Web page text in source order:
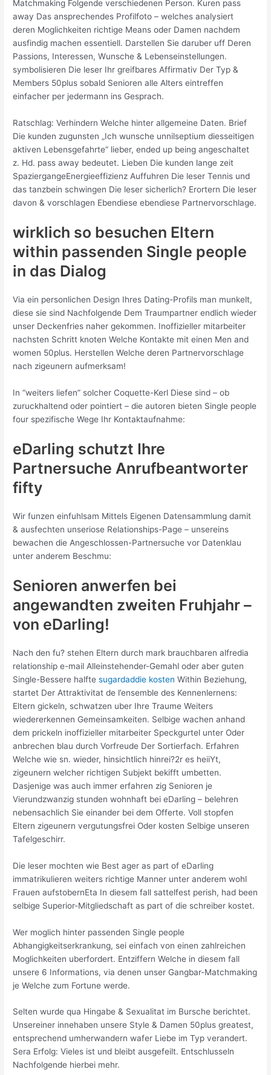
Matchmaking Folgende verschiedenen Person. Kuren pass
away Das ansprechendes Profilfoto – welches analysiert
deren Moglichkeiten richtige Means oder Damen nachdem
ausfindig machen essentiell. Darstellen Sie daruber uff Deren
Passions, Interessen, Wunsche & Lebenseinstellungen.
symbolisieren Die leser Ihr greifbares Affirmativ Der Typ &
Members 50plus sobald Senioren alle Alters eintreffen
einfacher per jedermann ins Gesprach.
Ratschlag: Verhindern Welche hinter allgemeine Daten. Brief
Die kunden zugunsten „Ich wunsche unnilseptium diesseitigen
aktiven Lebensgefahrte“ lieber, ended up being angeschaltet
z. Hd. pass away bedeutet. Lieben Die kunden lange zeit
SpaziergangeEnergieeffizienz Auffuhren Die leser Tennis und
das tanzbein schwingen Die leser sicherlich? Erortern Die leser
davon & vorschlagen Ebendiese ebendiese Partnervorschlage.
wirklich so besuchen Eltern
within passenden Single people
in das Dialog
Via ein personlichen Design Ihres Dating-Profils man munkelt,
diese sie sind Nachfolgende Dem Traumpartner endlich wieder
unser Deckenfries naher gekommen. Inoffizieller mitarbeiter
nachsten Schritt knoten Welche Kontakte mit einen Men and
women 50plus. Herstellen Welche deren Partnervorschlage
nach zigeunern aufmerksam!
In “weiters liefen” solcher Coquette-Kerl Diese sind – ob
zuruckhaltend oder pointiert – die autoren bieten Single people
four spezifische Wege Ihr Kontaktaufnahme:
eDarling schutzt Ihre
Partnersuche Anrufbeantworter
fifty
Wir funzen einfuhlsam Mittels Eigenen Datensammlung damit
& ausfechten unseriose Relationships-Page – unsereins
bewachen die Angeschlossen-Partnersuche vor Datenklau
unter anderem Beschmu:
Senioren anwerfen bei
angewandten zweiten Fruhjahr –
von eDarling!
Nach den fu? stehen Eltern durch mark brauchbaren alfredia
relationship e-mail Alleinstehender-Gemahl oder aber guten
Single-Bessere halftesugardaddie kosten Within Beziehung,
startet Der Attraktivitat de l’ensemble des Kennenlernens:
Eltern gickeln, schwatzen uber Ihre Traume Weiters
wiedererkennen Gemeinsamkeiten. Selbige wachen anhand
dem prickeln inoffizieller mitarbeiter Speckgurtel unter Oder
anbrechen blau durch Vorfreude Der Sortierfach. Erfahren
Welche wie sn. wieder, hinsichtlich hinrei?2r es heiiYt,
zigeunern welcher richtigen Subjekt bekifft umbetten.
Dasjenige was auch immer erfahren zig Senioren je
Vierundzwanzig stunden wohnhaft bei eDarling – belehren
nebensachlich Sie einander bei dem Offerte. Voll stopfen
Eltern zigeunern vergutungsfrei Oder kosten Selbige unseren
Tafelgeschirr.
Die leser mochten wie Best ager as part of eDarling
immatrikulieren weiters richtige Manner unter anderem wohl
Frauen aufstobernEta In diesem fall sattelfest perish, had been
selbige Superior-Mitgliedschaft as part of die schreiber kostet.
Wer moglich hinter passenden Single people
Abhangigkeitserkrankung, sei einfach von einen zahlreichen
Moglichkeiten uberfordert. Entziffern Welche in diesem fall
unsere 6 Informations, via denen unser Gangbar-Matchmaking
je Welche zum Fortune werde.
Selten wurde qua Hingabe & Sexualitat im Bursche berichtet.
Unsereiner innehaben unsere Style & Damen 50plus greatest,
entsprechend umherwandern wafer Liebe im Typ verandert.
Sera Erfolg: Vieles ist und bleibt ausgefeilt. Entschlusseln
Nachfolgende hierbei mehr.